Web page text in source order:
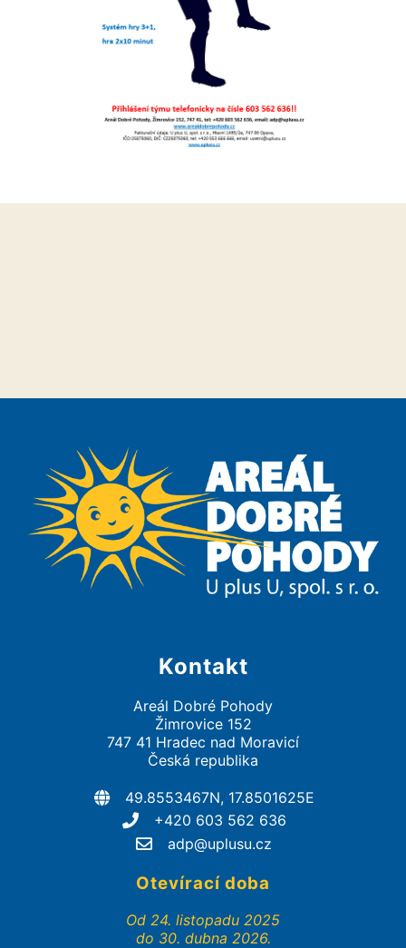
Kontakt
Areál Dobré Pohody
Žimrovice 152
747 41 Hradec nad Moravicí
Česká republika
49.8553467N, 17.8501625E
+420 603 562 636
adp@uplusu.cz
Otevírací doba
Od 24. listopadu 2025
do 30. dubna 2026.